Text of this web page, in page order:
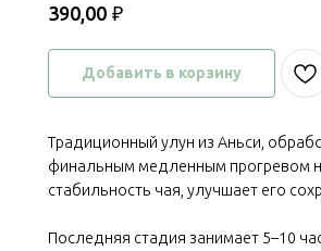
390,00 ₽
Добавить в корзину
Традиционный улун из Аньси,
финальным медленным прогревом
стабильность чая, улучшает его
Последняя стадия занимает 5–10